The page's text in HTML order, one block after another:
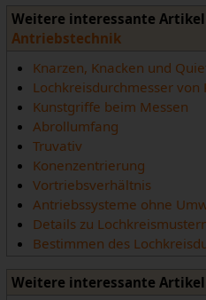
Weitere interessante Artikel
Antriebstechnik
Knarzen, Knacken und
Lochkreisdurchmesser von
Kunstgriffe beim Messen
Abrollumfang
Truvativ
Konenzentrierung
Vortriebsverhältnis
Antriebssysteme ohne
Details zu
Bestimmen des
Weitere interessante Artikel